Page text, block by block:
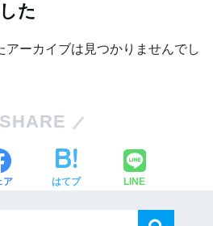
た
アーカイブは見つかりませんでし
SHARE
ア はてブ LINE